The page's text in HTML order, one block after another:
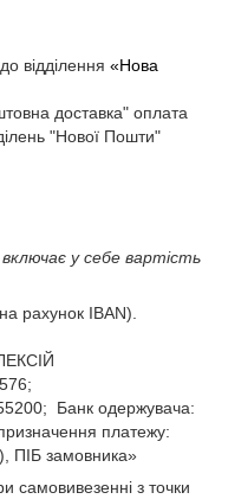
відділення «Нова
доставка" оплата
"Нової Пошти"
у себе вартість
рахунок IBAN).
Банк одержувача:
платежу:
ПІБ замовника»
самовивезенні з точки